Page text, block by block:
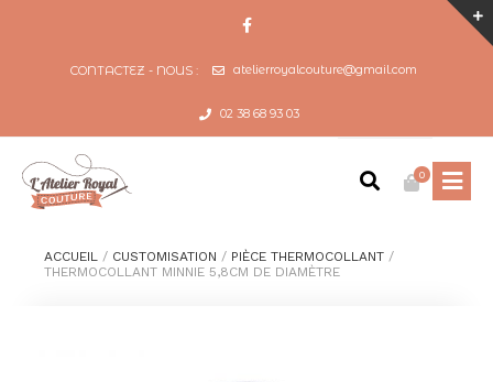
CONTACTEZ - NOUS : atelierroyalcouture@gmail.com
02 38 68 93 03
0
ACCUEIL / CUSTOMISATION / PIÈCE THERMOCOLLANT /
THERMOCOLLANT MINNIE 5,8CM DE DIAMÈTRE